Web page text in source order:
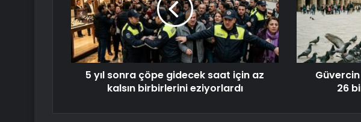
5 yıl sonra çöpe gidecek saat için az
kalsın birbirlerini eziyorlardı
26